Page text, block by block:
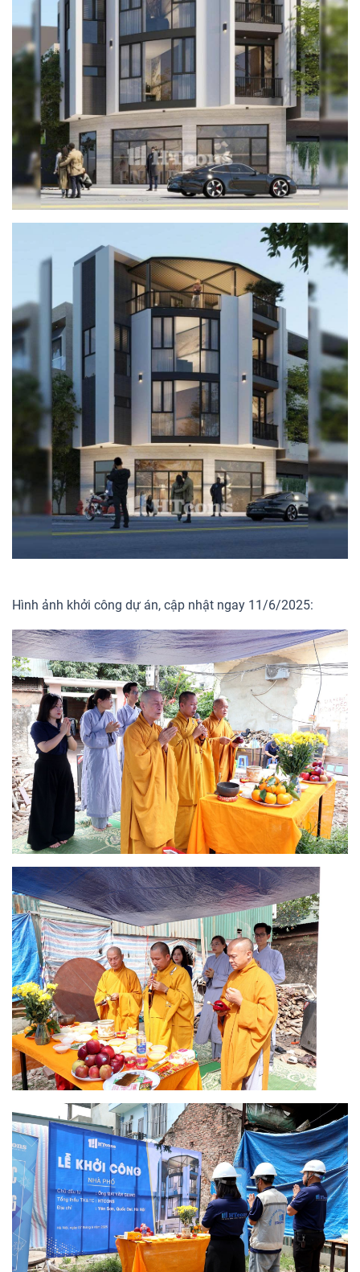
Hình ảnh khởi công dự án, cập nhật ngay 11/6/2025: